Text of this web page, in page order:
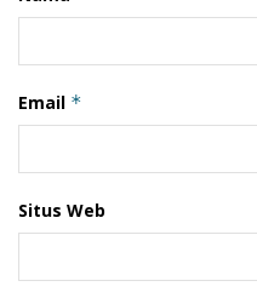
Email *
Situs Web